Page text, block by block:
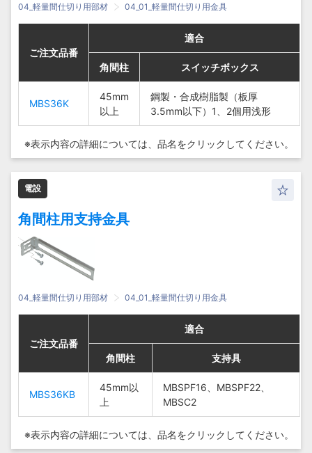
04_軽量間仕切り用部材 04_01_軽量間仕切り用金具
ご注文品番
角間柱 スイッチボックス
45mm
以上
鋼製・合成樹脂製
（板厚3.5mm以
下）1、2個用浅
形
ご注文品番
適合
角間柱 スイッチボックス
MBS36K
45mm
以上
鋼製・合成樹脂製（板厚
3.5mm以下）1、2個用浅形
ご注文品番
角間柱 スイッチボックス
45mm
以上
鋼製・合成樹脂製
（板厚3.5mm以
下）1、2個用浅
形
ご注文品番
適合
角間柱 スイッチボックス
MBS36K
45mm
以上
鋼製・合成樹脂製（板厚
3.5mm以下）1、2個用浅形
※表示内容の詳細については、 品名をクリックしてください。
電設
角間柱用支持金具
04_軽量間仕切り用部材 04_01_軽量間仕切り用金具
ご注文品番
角間柱
MBS36KB
45mm
以上
MBSPF16、
MBSPF22、
MBSC2
ご注文品番
適合
角間柱 支持具
MBS36KB
45mm以
上
MBSPF16、MBSPF22、
MBSC2
ご注文品番
角間柱
MBS36KB
45mm
以上
MBSPF16、
MBSPF22、
MBSC2
ご注文品番
適合
角間柱 支持具
MBS36KB
45mm以
上
MBSPF16、MBSPF22、
MBSC2
※表示内容の詳細については、 品名をクリックしてください。